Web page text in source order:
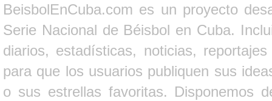
BeisbolEnCuba.com es un proyecto
Serie Nacional de Béisbol en Cuba.
diarios, estadísticas, noticias,
para que los usuarios publiquen sus
o sus estrellas favoritas. Disponemos